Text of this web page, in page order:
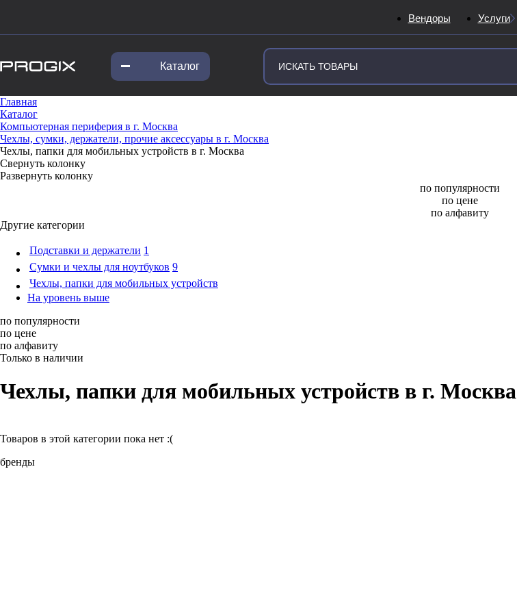
Вендоры Услуги
Каталог
Главная
Каталог
Компьютерная периферия в г. Москва
Чехлы, сумки, держатели, прочие аксессуары в г. Москва
Чехлы, папки для мобильных устройств в г. Москва
Свернуть колонку
Развернуть колонку
по популярности
по цене
по алфавиту
Другие категории
Подставки и держатели 1
Сумки и чехлы для ноутбуков 9
Чехлы, папки для мобильных устройств
На уровень выше
по популярности
по цене
по алфавиту
Только в наличии
Чехлы, папки для мобильных устройств в г. Москва
Товаров в этой категории пока нет :(
бренды